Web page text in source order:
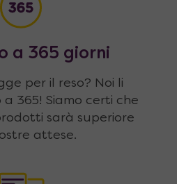
a 365 giorni
per il reso? Noi li
365! Siamo certi che
sarà superiore
attese.